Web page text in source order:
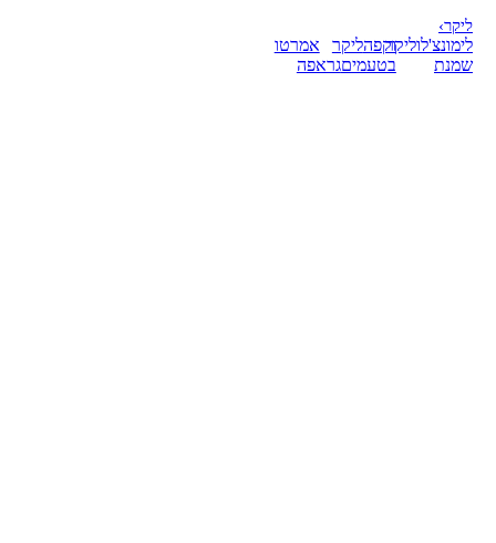
ליקר›
לימונצ'לוליקר
שמנת
וקפהליקר
בטעמיםגראפה
אמרטו